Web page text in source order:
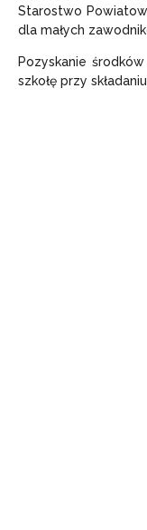
Starostwo
dla małych
Pozyskanie
szkołę przy